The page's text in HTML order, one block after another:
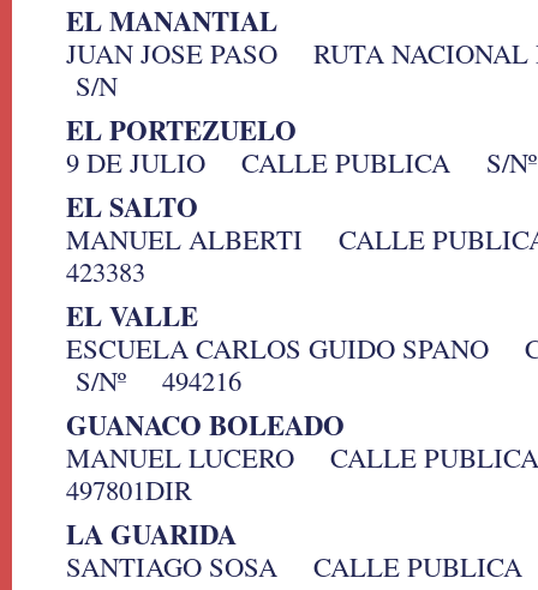
EL MANANTIAL
JUAN JOSE PASO RUTA
S/N
EL PORTEZUELO
9 DE JULIO CALLE PUBLICA S/
EL SALTO
MANUEL ALBERTI CALLE
423383
EL VALLE
ESCUELA CARLOS GUIDO
S/Nº 494216
GUANACO BOLEADO
MANUEL LUCERO CALLE
497801DIR
LA GUARIDA
SANTIAGO SOSA CALLE